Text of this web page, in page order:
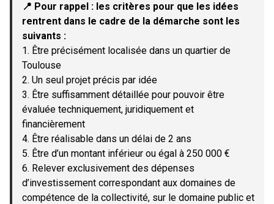
📍 Pour rappel : les critères pour que les idées
rentrent dans le cadre de la démarche sont les
suivants :
1. Être précisément localisée dans un quartier de
Toulouse
2. Un seul projet précis par idée
3. Être suffisamment détaillée pour pouvoir être
évaluée techniquement, juridiquement et
financièrement
4. Être réalisable dans un délai de 2 ans
5. Être d’un montant inférieur ou égal à 250 000 €
6. Relever exclusivement des dépenses
d’investissement correspondant aux domaines de
compétence de la collectivité, sur le domaine public et